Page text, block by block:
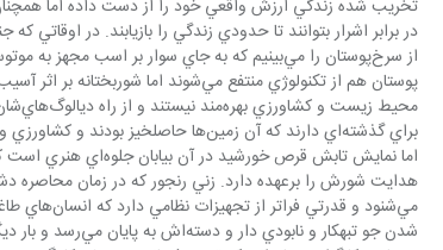
تخريب شده زندگي ارزش واقعي خود را از دست داده اما
در برابر اشرار بتوانند تا حدودي زندگي را بازيابند. در اوقاتي
محيط
اما نمايش تابش قرص
مي‌شنود و